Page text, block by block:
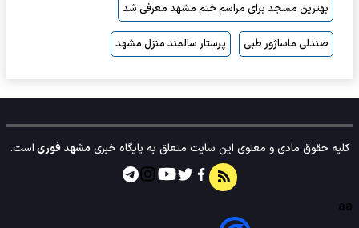
بهترین مسجد برای مراسم ختم مشهد معرفی شد
صندلی ماساژور طبی پرستار سالمند منزل مشهد
کلیه حقوق مادی و معنوی این سایت متعلق به پایگاه خبریمشهد فوریاست.
aa